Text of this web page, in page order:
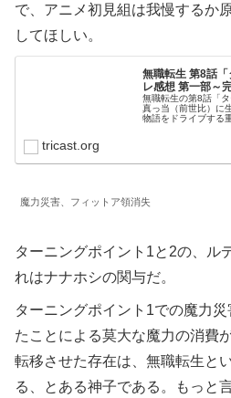
で、アニメ初見組は我慢するか
してほしい。
無職転生 第8話
レ感想 第一部～
無職転生の第8話「
真っ当（前世比）に
物語をドライブする
た脚本と相変わらず
tricast.org
魔力災害、フィットア領消失
ターニングポイント1と2の、ル
れはナナホシの関与だ。
ターニングポイント1での魔力
たことによる莫大な魔力の消費
転移させた存在は、無職転生と
る、とある神子である。もっと